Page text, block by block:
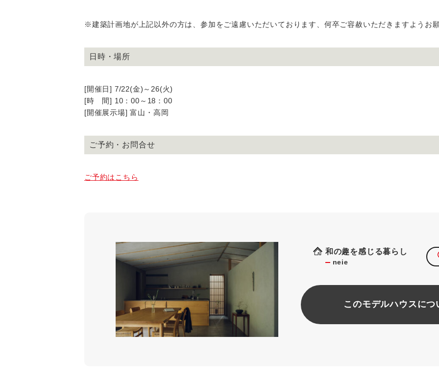
※建築計画地が上記以外の方は、参加をご遠慮いただいております、何卒ご容赦いただきますようお
日時・場所
[開催日] 7/22(金)～26(火)
[時 間] 10：00～18：00
[開催展示場] 富山・高岡
ご予約・お問合せ
ご予約はこちら
和の趣を感じる暮らし
neie
このモデルハウスにつ